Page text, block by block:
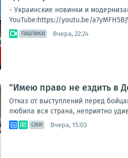
- Украинские новинки и
YouTube:https://youtu.be/
ПАБЛИКИ Вчера, 22:24
"Имею право не ездить в
Отказ от выступлений перед
любила вся страна, неприятно
СМИ Вчера, 15:03